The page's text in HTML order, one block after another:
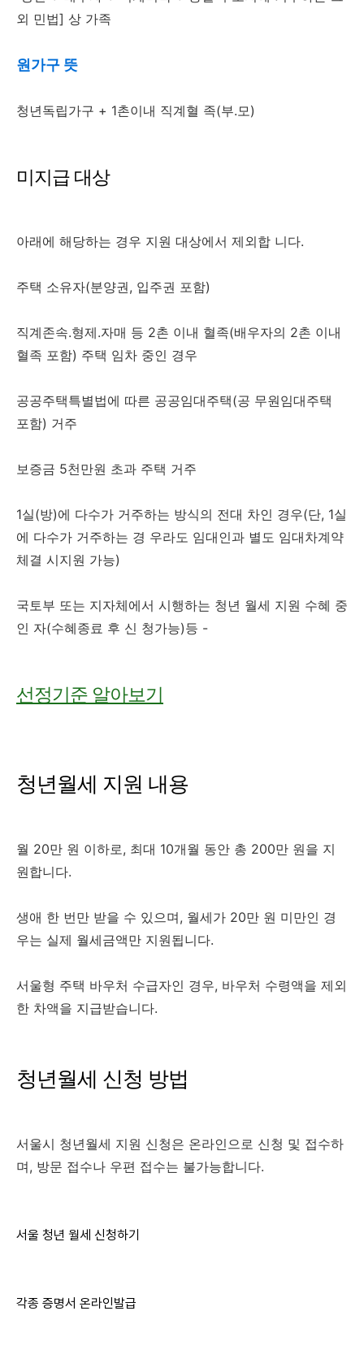
외 민법] 상 가족
원가구 뜻
청년독립가구 + 1촌이내 직계혈 족(부.모)
미지급 대상
아래에 해당하는 경우 지원 대상에서 제외합 니다.
주택 소유자(분양권, 입주권 포함)
직계존속.형제.자매 등 2촌 이내 혈족(배우자의 2촌 이내
혈족 포함) 주택 임차 중인 경우
공공주택특별법에 따른 공공임대주택(공 무원임대주택
포함) 거주
보증금 5천만원 초과 주택 거주
1실(방)에 다수가 거주하는 방식의 전대 차인 경우(단, 1실
에 다수가 거주하는 경 우라도 임대인과 별도 임대차계약
체결 시지원 가능)
국토부 또는 지자체에서 시행하는 청년 월세 지원 수혜 중
인 자(수혜종료 후 신 청가능)등 -
선정기준 알아보기
청년월세 지원 내용
월 20만 원 이하로, 최대 10개월 동안 총 200만 원을 지
원합니다.
생애 한 번만 받을 수 있으며, 월세가 20만 원 미만인 경
우는 실제 월세금액만 지원됩니다.
서울형 주택 바우처 수급자인 경우, 바우처 수령액을 제외
한 차액을 지급받습니다.
청년월세 신청 방법
서울시 청년월세 지원 신청은 온라인으로 신청 및 접수하
며, 방문 접수나 우편 접수는 불가능합니다.
서울 청년 월세 신청하기
각종 증명서 온라인발급